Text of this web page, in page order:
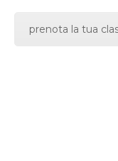
prenota la tua